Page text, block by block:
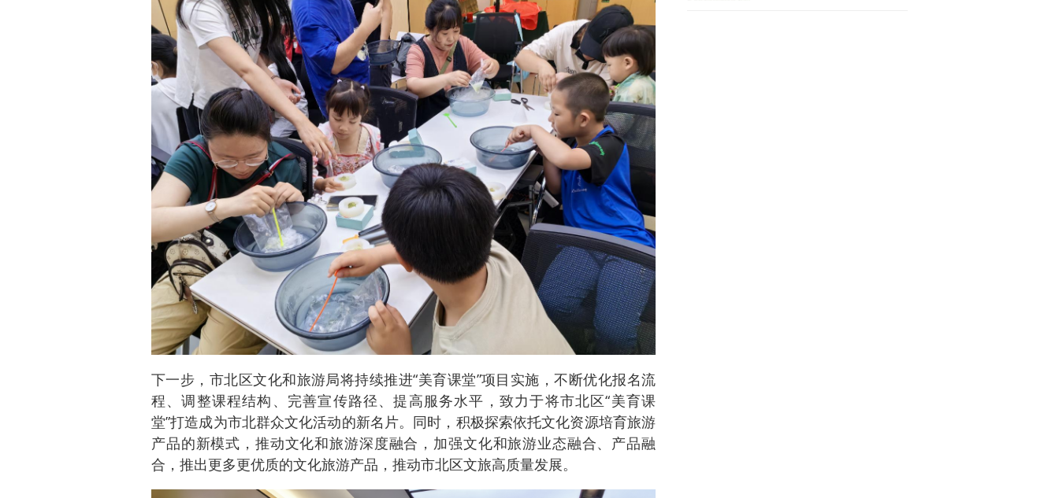
下一步，市北区文化和旅游局将持续推进“美育课堂”项目实施，不断优化报名流
程、调整课程结构、完善宣传路径、提高服务水平，致力于将市北区“美育课
堂”打造成为市北群众文化活动的新名片。同时，积极探索依托文化资源培育旅游
产品的新模式，推动文化和旅游深度融合，加强文化和旅游业态融合、产品融
合，推出更多更优质的文化旅游产品，推动市北区文旅高质量发展。